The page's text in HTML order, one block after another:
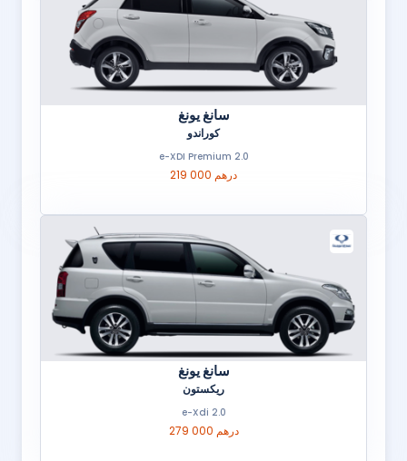
سانغ يونغ
كوراندو
2.0 e-XDI Premium
219 000 درهم
سانغ يونغ
ريكستون
2.0 e-Xdi
279 000 درهم